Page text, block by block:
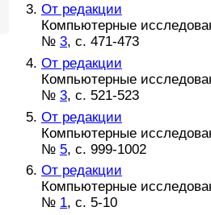
От редакции
Компьютерные
№ 3, с. 471-473
От редакции
Компьютерные
№ 3, с. 521-523
От редакции
Компьютерные
№ 5, с. 999-1002
От редакции
Компьютерные
№ 1, с. 5-10